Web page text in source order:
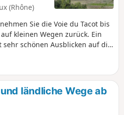
(Rhône)
Sie die Voie du Tacot bis
kleinen Wegen zurück. Ein
schönen Ausblicken auf die
ländliche Wege ab